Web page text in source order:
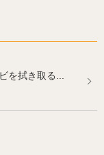
を拭き取る...